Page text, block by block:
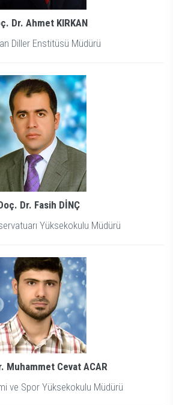
Dr. Ahmet KIRKAN
Diller Enstitüsü Müdürü
Dr. Fasih DİNÇ
Yüksekokulu Müdürü
Muhammet Cevat ACAR
ve Spor Yüksekokulu Müdürü